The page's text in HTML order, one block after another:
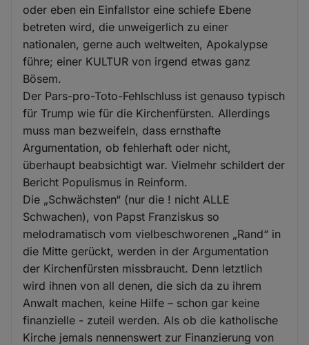
oder eben ein Einfallstor eine schiefe Ebene
betreten wird, die unweigerlich zu einer
nationalen, gerne auch weltweiten, Apokalypse
führe; einer KULTUR von irgend etwas ganz
Bösem.
Der Pars-pro-Toto-Fehlschluss ist genauso typisch
für Trump wie für die Kirchenfürsten. Allerdings
muss man bezweifeln, dass ernsthafte
Argumentation, ob fehlerhaft oder nicht,
überhaupt beabsichtigt war. Vielmehr schildert der
Bericht Populismus in Reinform.
Die „Schwächsten“ (nur die ! nicht ALLE
Schwachen), von Papst Franziskus so
melodramatisch vom vielbeschworenen „Rand“ in
die Mitte gerückt, werden in der Argumentation
der Kirchenfürsten missbraucht. Denn letztlich
wird ihnen von all denen, die sich da zu ihrem
Anwalt machen, keine Hilfe – schon gar keine
finanzielle - zuteil werden. Als ob die katholische
Kirche jemals nennenswert zur Finanzierung von